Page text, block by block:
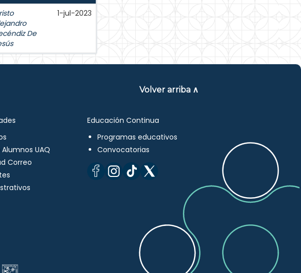
De
1-jul-2023
Volver arriba ∧
UAQ
Correo
Educación Continua
Programas educativos
Convocatorias